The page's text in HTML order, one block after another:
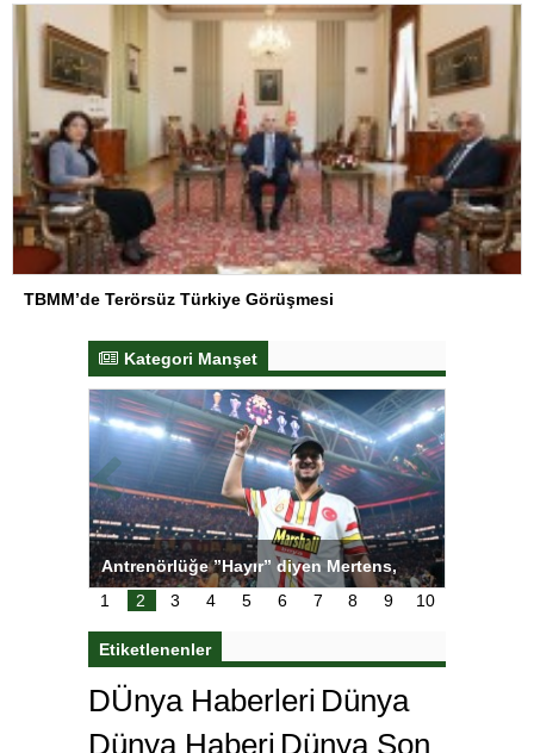
TBMM’de Terörsüz Türkiye Görüşmesi
Kategori Manşet
Salihli Sporcuları Kuraş’ta Gururlandırdı
1 2 3 4 5 6 7 8 9 10
Etiketlenenler
DÜnya Haberleri Dünya
Dünya Haberi Dünya Son